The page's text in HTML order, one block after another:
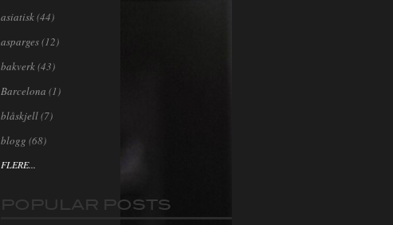
asiatisk(44)
asparges(12)
bakverk(43)
Barcelona (1)
blåskjell(7)
blogg (68)
FLERE...
POPULAR POSTS